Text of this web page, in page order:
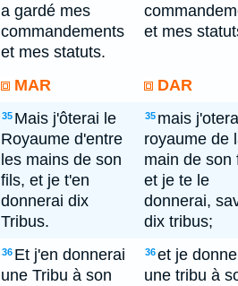
a gardé mes
commandements
et mes statuts.
et mes
MAR DAR
35 Mais j'ôterai le
Royaume d'entre
les mains de son
fils, et je t'en
donnerai dix
Tribus.
35 mais
royaume de
main de son
et je te le
donnerai,
dix tribus;
36 Et j'en donnerai
une Tribu à son
36et je
une tribu à